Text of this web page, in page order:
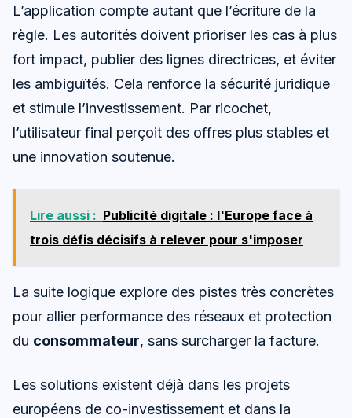
L’application compte autant que l’écriture de la
règle. Les autorités doivent prioriser les cas à plus
fort impact, publier des lignes directrices, et éviter
les ambiguïtés. Cela renforce la sécurité juridique
et stimule l’investissement. Par ricochet,
l’utilisateur final perçoit des offres plus stables et
une innovation soutenue.
Lire aussi : Publicité digitale : l'Europe face à
trois défis décisifs à relever pour s'imposer
La suite logique explore des pistes très concrètes
pour allier performance des réseaux et protection
du consommateur, sans surcharger la facture.
Les solutions existent déjà dans les projets
européens de co-investissement et dans la